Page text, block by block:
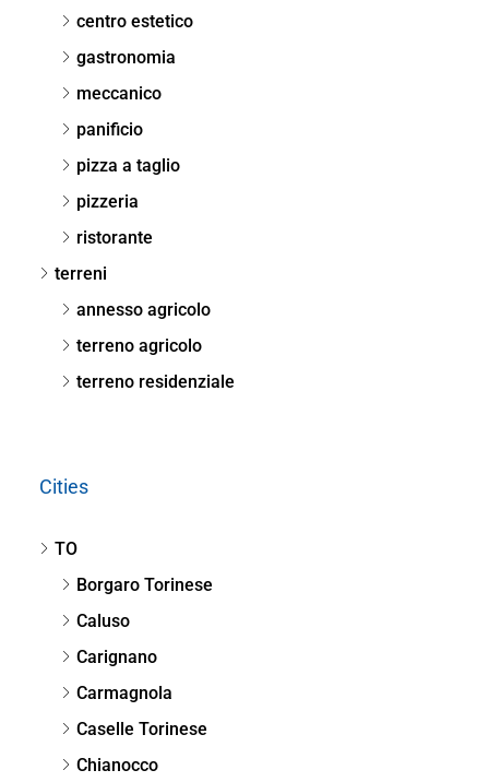
centro estetico
gastronomia
meccanico
panificio
pizza a taglio
pizzeria
ristorante
terreni
annesso agricolo
terreno agricolo
terreno residenziale
Cities
TO
Borgaro Torinese
Caluso
Carignano
Carmagnola
Caselle Torinese
Chianocco